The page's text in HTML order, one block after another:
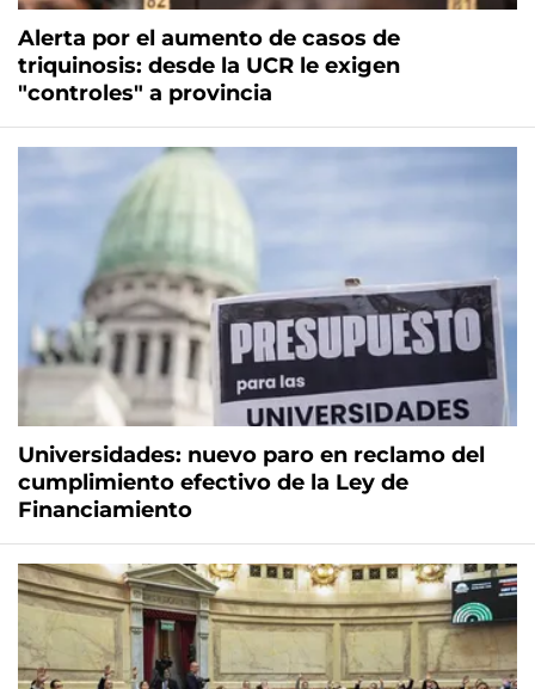
Alerta por el aumento de casos de
triquinosis: desde la UCR le exigen
"controles" a provincia
Universidades: nuevo paro en reclamo del
cumplimiento efectivo de la Ley de
Financiamiento